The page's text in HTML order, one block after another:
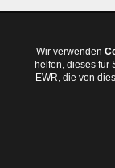
Wir verwenden
helfen, dieses für
EWR, die von